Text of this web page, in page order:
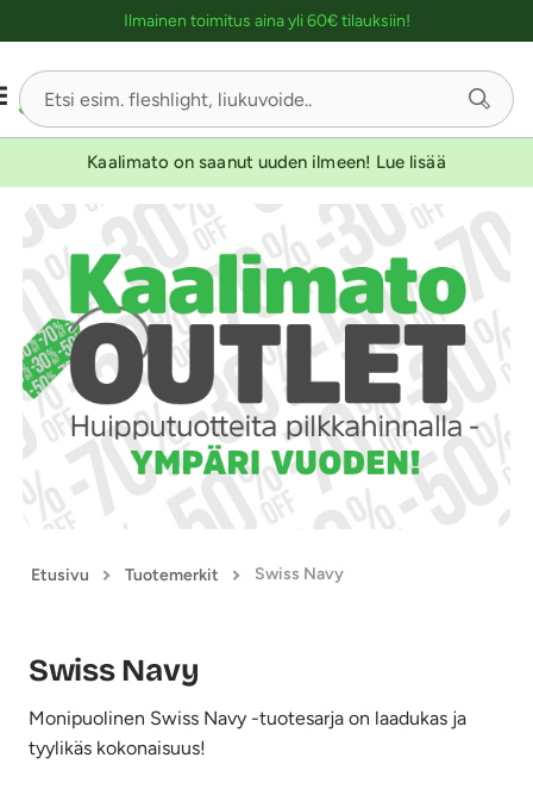
Ilmainen toimitus aina yli 60€ tilauksiin!
Kaalimato on saanut uuden ilmeen! Lue lisää
Etusivu Tuotemerkit Swiss Navy
Swiss Navy
Monipuolinen Swiss Navy -tuotesarja on laadukas ja
tyylikäs kokonaisuus!